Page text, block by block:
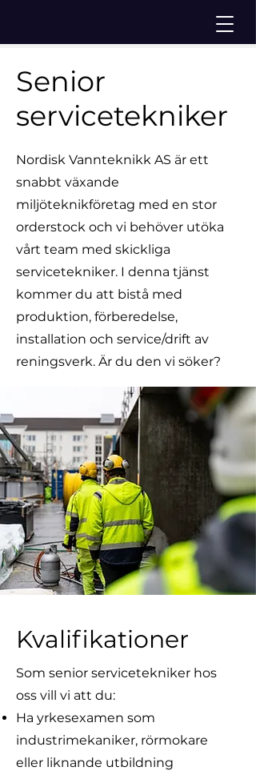
Senior
servicetekniker
Nordisk Vannteknikk AS är ett
snabbt växande
miljöteknikföretag med en stor
orderstock och vi behöver utöka
vårt team med skickliga
servicetekniker. I denna tjänst
kommer du att bistå med
produktion, förberedelse,
installation och service/drift av
reningsverk. Är du den vi söker?
Kvalifikationer
Som senior servicetekniker hos
oss vill vi att du:
Ha yrkesexamen som
industrimekaniker, rörmokare
eller liknande utbildning